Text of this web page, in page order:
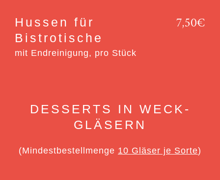
Hussen für
Bistrotische
7,50€
mit Endreinigung, pro Stück
DESSERTS IN WECK-
GLÄSERN
(Mindestbestellmenge 10 Gläser je Sorte)